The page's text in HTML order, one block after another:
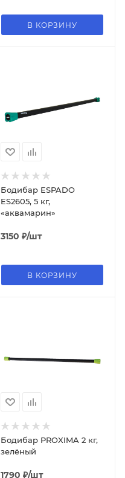
В КОРЗИНУ
Бодибар ESPADO
ES2605, 5 кг,
«аквамарин»
3150 ₽/шт
В КОРЗИНУ
Бодибар PROXIMA 2 кг,
зелёный
1790 ₽/шт